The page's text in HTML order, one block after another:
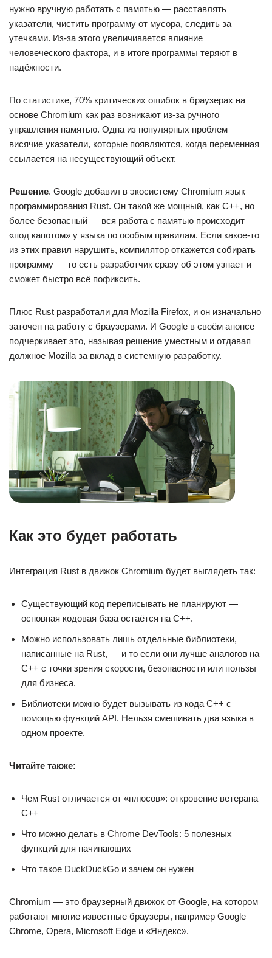
нужно вручную работать с памятью — расставлять
указатели, чистить программу от мусора, следить за
утечками. Из-за этого увеличивается влияние
человеческого фактора, и в итоге программы теряют в
надёжности.
По статистике, 70% критических ошибок в браузерах на
основе Chromium как раз возникают из-за ручного
управления памятью. Одна из популярных проблем —
висячие указатели, которые появляются, когда переменная
ссылается на несуществующий объект.
Решение. Google добавил в экосистему Chromium язык
программирования Rust. Он такой же мощный, как C++, но
более безопасный — вся работа с памятью происходит
«под капотом» у языка по особым правилам. Если какое-то
из этих правил нарушить, компилятор откажется собирать
программу — то есть разработчик сразу об этом узнает и
сможет быстро всё пофиксить.
Плюс Rust разработали для Mozilla Firefox, и он изначально
заточен на работу с браузерами. И Google в своём анонсе
подчеркивает это, называя решение уместным и отдавая
должное Mozilla за вклад в системную разработку.
Как это будет работать
Интеграция Rust в движок Chromium будет выглядеть так:
Существующий код переписывать не планируют —
основная кодовая база остаётся на C++.
Можно использовать лишь отдельные библиотеки,
написанные на Rust, — и то если они лучше аналогов на
C++ с точки зрения скорости, безопасности или пользы
для бизнеса.
Библиотеки можно будет вызывать из кода С++ c
помощью функций API. Нельзя смешивать два языка в
одном проекте.
Читайте также:
Чем Rust отличается от «плюсов»: откровение ветерана
С++
Что можно делать в Chrome DevTools: 5 полезных
функций для начинающих
Что такое DuckDuckGo и зачем он нужен
Chromium — это браузерный движок от Google, на котором
работают многие известные браузеры, например Google
Chrome, Opera, Microsoft Edge и «Яндекс».